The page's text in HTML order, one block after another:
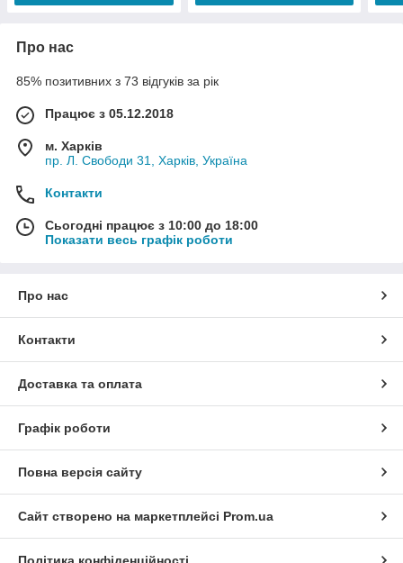
Про нас
85% позитивних з 73 відгуків за рік
Працює з 05.12.2018
м. Харків
пр. Л. Свободи 31, Харків, Україна
Контакти
Сьогодні працює з 10:00 до 18:00
Показати весь графік роботи
Про нас
Контакти
Доставка та оплата
Графік роботи
Повна версія сайту
Сайт створено на маркетплейсі Prom.ua